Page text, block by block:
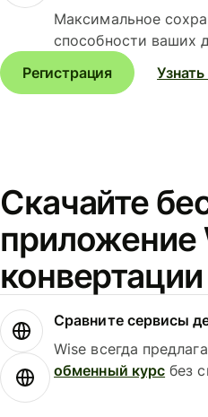
Максимальное
способности ваших
Регистрация
Скачайте
приложение
Сравните сервисы
Wise всегда
обменный курс без